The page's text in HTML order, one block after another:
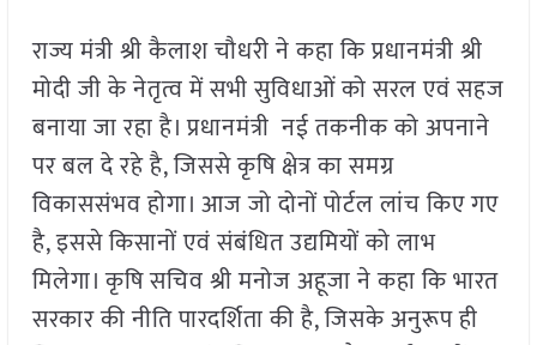
राज्य मंत्री श्री कैलाश चौधरी ने कहा कि प्रधानमंत्री श्री
मोदी जी के नेतृत्व में सभी सुविधाओं को सरल एवं सहज
बनाया जा रहा है। प्रधानमंत्री नई तकनीक को अपनाने
पर बल दे रहे है, जिससे कृषि क्षेत्र का समग्र
विकाससंभव होगा। आज जो दोनों पोर्टल लांच किए गए
है, इससे किसानों एवं संबंधित उद्यमियों को लाभ
मिलेगा। कृषि सचिव श्री मनोज अहूजा ने कहा कि भारत
सरकार की नीति पारदर्शिता की है, जिसके अनुरूप ही